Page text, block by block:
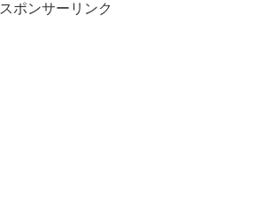
スポンサーリンク